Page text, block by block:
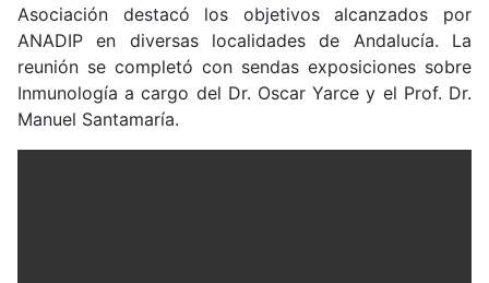
Asociación destacó los objetivos alcanzados por
ANADIP en diversas localidades de Andalucía. La
reunión se completó con sendas exposiciones sobre
Inmunología a cargo del Dr. Oscar Yarce y el Prof. Dr.
Manuel Santamaría.